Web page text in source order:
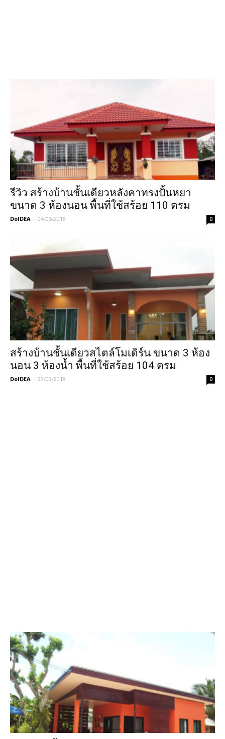
รีวิว สร้างบ้านชั้นเดียวหลังคาทรงปั้นหยา
ขนาด 3 ห้องนอน พื้นที่ใช้สร้อย 110 ตรม
DoIDEA - 04/05/2018 0
สร้างบ้านชั้นเดียวสไตล์โมเดิร์น ขนาด 3 ห้อง
นอน 3 ห้องน้ำ พื้นที่ใช้สร้อย 104 ตรม
DoIDEA - 29/03/2018 0